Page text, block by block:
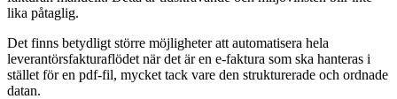
lika påtaglig.
Det finns betydligt större möjligheter att automatisera hela
leverantörsfakturaflödet när det är en e-faktura som ska hanteras i
stället för en pdf-fil, mycket tack vare den strukturerade och ordnade
datan.